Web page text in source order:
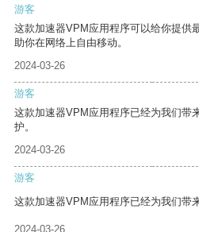
游客
这款加速器VPM应用程序可以给你提供
助你在网络上自由移动。
2024-03-26
游客
这款加速器VPM应用程序已经为我们带
护。
2024-03-26
游客
这款加速器VPM应用程序已经为我们带
2024-03-26